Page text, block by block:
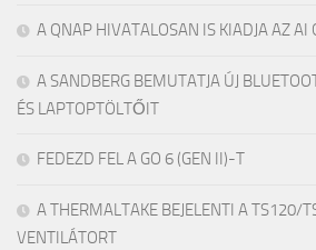
A QNAP HIVATALOSAN IS KIADJA AZ AI
A SANDBERG BEMUTATJA ÚJ
ÉS LAPTOPTÖLTŐIT
FEDEZD FEL A GO 6 (GEN II)-T
A THERMALTAKE BEJELENTI A TS120/
VENTILÁTORT